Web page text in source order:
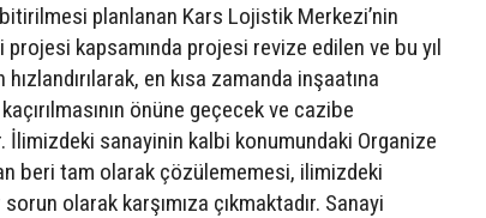
planlanan Kars Lojistik Merkezi’nin
kapsamında projesi revize edilen ve bu yıl
en kısa zamanda inşaatına
önüne geçecek ve cazibe
İlimizdeki sanayinin kalbi konumundaki Organize
beri tam olarak çözülememesi, ilimizdeki
olarak karşımıza çıkmaktadır. Sanayi